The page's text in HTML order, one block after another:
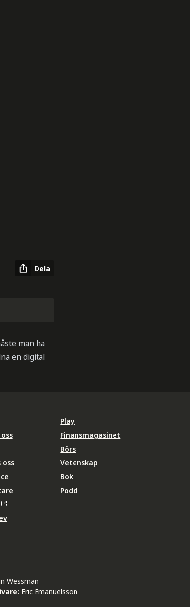
Dela
man ha
en digital
oss
Play
Finansmagasinet
Börs
Vetenskap
Bok
Podd
Wessman
Eric Emanuelsson